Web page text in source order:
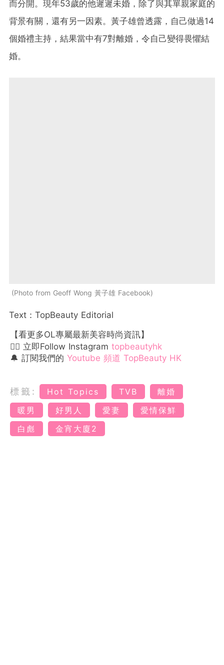
而分開。現年53歲的他遲遲未婚，除了與其單親家庭的
背景有關，還有另一因素。黃子雄曾透露，自己做過14
個婚禮主持，結果當中有7對離婚，令自己變得畏懼結
婚。
Photo from Geoff Wong 黃子雄 Facebook
Text：TopBeauty Editorial
【看更多OL專屬最新美容時尚資訊】
👉🏻 立即Follow Instagram topbeautyhk
🔔 訂閱我們的 Youtube 頻道 TopBeauty HK
標籤: Hot Topics TVB
離婚
暖男
好男人 愛妻
愛情保鮮
白彪
金宵大廈2